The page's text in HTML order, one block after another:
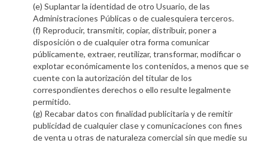
(e) Suplantar la identidad de otro Usuario, de las
Administraciones Públicas o de cualesquiera terceros.
(f) Reproducir, transmitir, copiar, distribuir, poner a
disposición o de cualquier otra forma comunicar
públicamente, extraer, reutilizar, transformar, modificar o
explotar económicamente los contenidos, a menos que se
cuente con la autorización del titular de los
correspondientes derechos o ello resulte legalmente
permitido.
(g) Recabar datos con finalidad publicitaria y de remitir
publicidad de cualquier clase y comunicaciones con fines
de venta u otras de naturaleza comercial sin que medie su